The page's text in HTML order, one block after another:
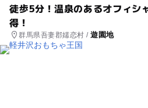
徒歩5分！温泉のあるオフィシ
得！
群馬県吾妻郡嬬恋村 /遊園地